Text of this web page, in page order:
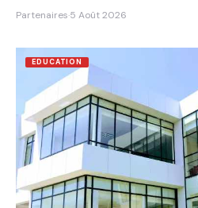
Partenaires·5 Août 2026
EDUCATION